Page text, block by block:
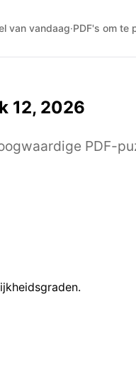
van vandaag·PDF's om te
12, 2026
PDF-